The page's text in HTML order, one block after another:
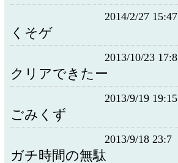
2014/2/27 15:47
くそゲ
2013/10/23 17:8
クリアできたー
2013/9/19 19:15
ごみくず
2013/9/18 23:7
ガチ時間の無駄